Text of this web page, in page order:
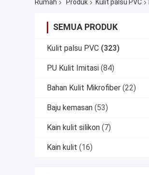
Rumah Produk Kulit palsu PVC
SEMUA PRODUK
Kulit palsu PVC (323)
PU Kulit Imitasi (84)
Bahan Kulit Mikrofiber (22)
Baju kemasan (53)
Kain kulit silikon (7)
Kain kulit (16)